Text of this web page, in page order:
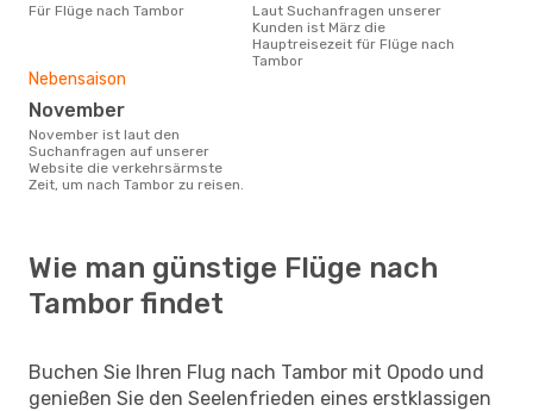
Für Flüge nach Tambor
Laut Suchanfragen unserer
Kunden ist März die
Hauptreisezeit für Flüge nach
Tambor
Nebensaison
November
November ist laut den
Suchanfragen auf unserer
Website die verkehrsärmste
Zeit, um nach Tambor zu reisen.
Wie man günstige Flüge nach
Tambor findet
Buchen Sie Ihren Flug nach Tambor mit Opodo und
genießen Sie den Seelenfrieden eines erstklassigen